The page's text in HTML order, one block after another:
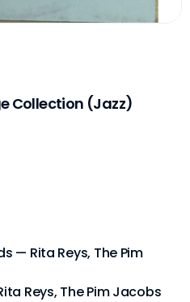
Collection (Jazz)
— Rita Reys, The Pim
Reys, The Pim Jacobs